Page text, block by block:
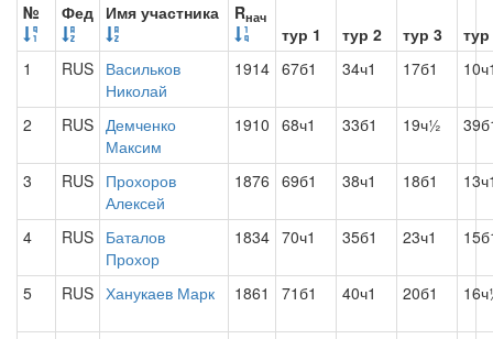
№ Фед Имя участника Rнач
тур 1 тур 2 тур 3
1
RUS Васильков
Николай
1914 67б1 34ч1 17б1
2 RUS Демченко
Максим
1910 68ч1 33б1 19ч½
3 RUS Прохоров
Алексей
1876 69б1 38ч1 18б1
4 RUS Баталов
Прохор
1834 70ч1 35б1 23ч1
5 RUS Ханукаев Марк 1861 71б1 40ч1 20б1